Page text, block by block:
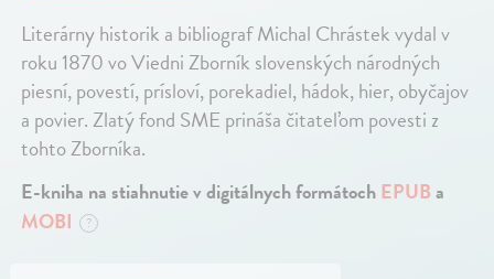
Literárny historik a bibliograf Michal Chrástek vydal v
roku 1870 vo Viedni Zborník slovenských národných
piesní, povestí, prísloví, porekadiel, hádok, hier, obyčajov
a povier. Zlatý fond SME prináša čitateľom povesti z
tohto Zborníka.
E-kniha na stiahnutie v digitálnych formátochEPUBa
MOBI
?